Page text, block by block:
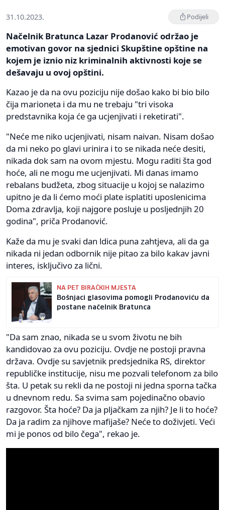
31.10.2023. Podijeli
Načelnik Bratunca Lazar Prodanović održao je
emotivan govor na sjednici Skupštine opštine na
kojem je iznio niz kriminalnih aktivnosti koje se
dešavaju u ovoj opštini.
Kazao je da na ovu poziciju nije došao kako bi bio bilo
čija marioneta i da mu ne trebaju "tri visoka
predstavnika koja će ga ucjenjivati i reketirati".
"Neće me niko ucjenjivati, nisam naivan. Nisam došao
da mi neko po glavi urinira i to se nikada neće desiti,
nikada dok sam na ovom mjestu. Mogu raditi šta god
hoće, ali ne mogu me ucjenjivati. Mi danas imamo
rebalans budžeta, zbog situacije u kojoj se nalazimo
upitno je da li ćemo moći plate isplatiti uposlenicima
Doma zdravlja, koji najgore posluje u posljednjih 20
godina", priča Prodanović.
Kaže da mu je svaki dan ldica puna zahtjeva, ali da ga
nikada ni jedan odbornik nije pitao za bilo kakav javni
interes, isključivo za lični.
NA PET BIRAČKIH MJESTA
Bošnjaci glasovima pomogli Prodanoviću da
postane načelnik Bratunca
"Da sam znao, nikada se u svom životu ne bih
kandidovao za ovu poziciju. Ovdje ne postoji pravna
država. Ovdje su savjetnik predsjednika RS, direktor
republičke institucije, nisu me pozvali telefonom za bilo
šta. U petak su rekli da ne postoji ni jedna sporna tačka
u dnevnom redu. Sa svima sam pojedinačno obavio
razgovor. Šta hoće? Da ja pljačkam za njih? Je li to hoće?
Da ja radim za njihove mafijaše? Neće to doživjeti. Veći
mi je ponos od bilo čega", rekao je.